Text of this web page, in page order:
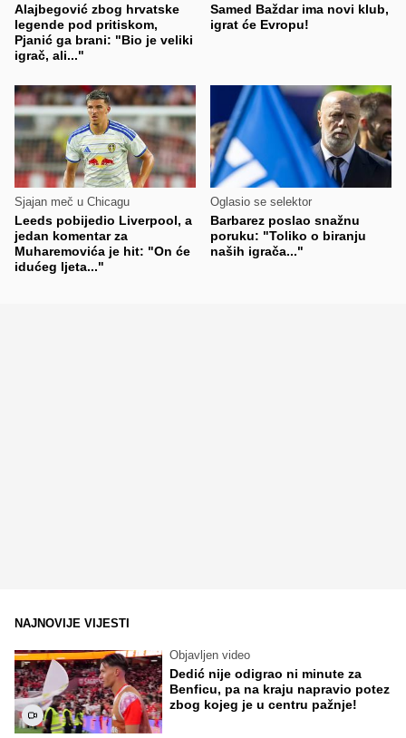
Alajbegović zbog hrvatske
legende pod pritiskom,
Pjanić ga brani: "Bio je veliki
igrač, ali..."
Samed Baždar ima novi klub,
igrat će Evropu!
Sjajan meč u Chicagu
Leeds pobijedio Liverpool, a
jedan komentar za
Muharemovića je hit: "On će
idućeg ljeta..."
Oglasio se selektor
Barbarez poslao snažnu
poruku: "Toliko o biranju
naših igrača..."
NAJNOVIJE VIJESTI
Objavljen video
Dedić nije odigrao ni minute za
Benficu, pa na kraju napravio potez
zbog kojeg je u centru pažnje!